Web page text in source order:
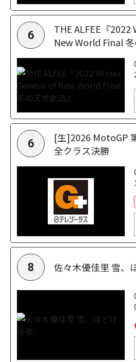
6
THE ALFEE『
New World Final 冬
6
[生]2026 MotoGP
全クラス決勝
8 佐々木優佳里 雪、